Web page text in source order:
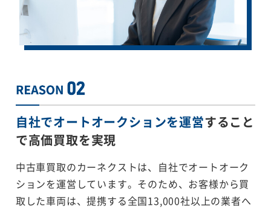
自社でオートオークションを運営すること
で高価買取を実現
中古車買取のカーネクストは、自社でオートオーク
ションを運営しています。そのため、お客様から買
取した車両は、提携する全国13,000社以上の業者へ